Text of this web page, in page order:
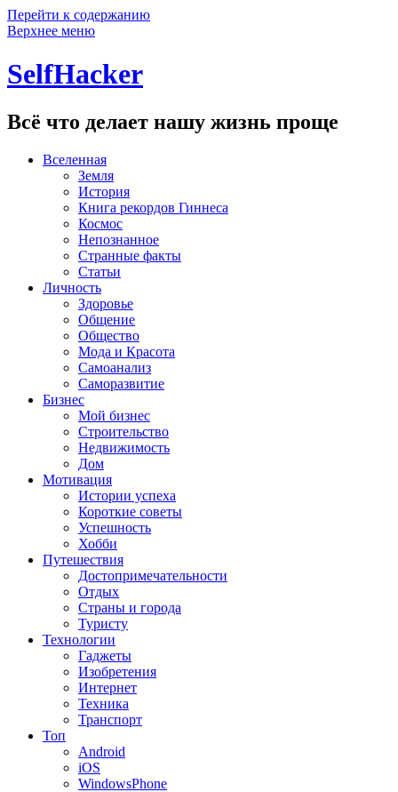
Перейти к содержанию
Верхнее меню
SelfHacker
Всё что делает нашу жизнь проще
Вселенная
Земля
История
Книга рекордов Гиннеса
Космос
Непознанное
Странные факты
Статьи
Личность
Здоровье
Общение
Общество
Мода и Красота
Самоанализ
Саморазвитие
Бизнес
Мой бизнес
Строительство
Недвижимость
Дом
Мотивация
Истории успеха
Короткие советы
Успешность
Хобби
Путешествия
Достопримечательности
Отдых
Страны и города
Туристу
Технологии
Гаджеты
Изобретения
Интернет
Техника
Транспорт
Топ
Android
iOS
WindowsPhone